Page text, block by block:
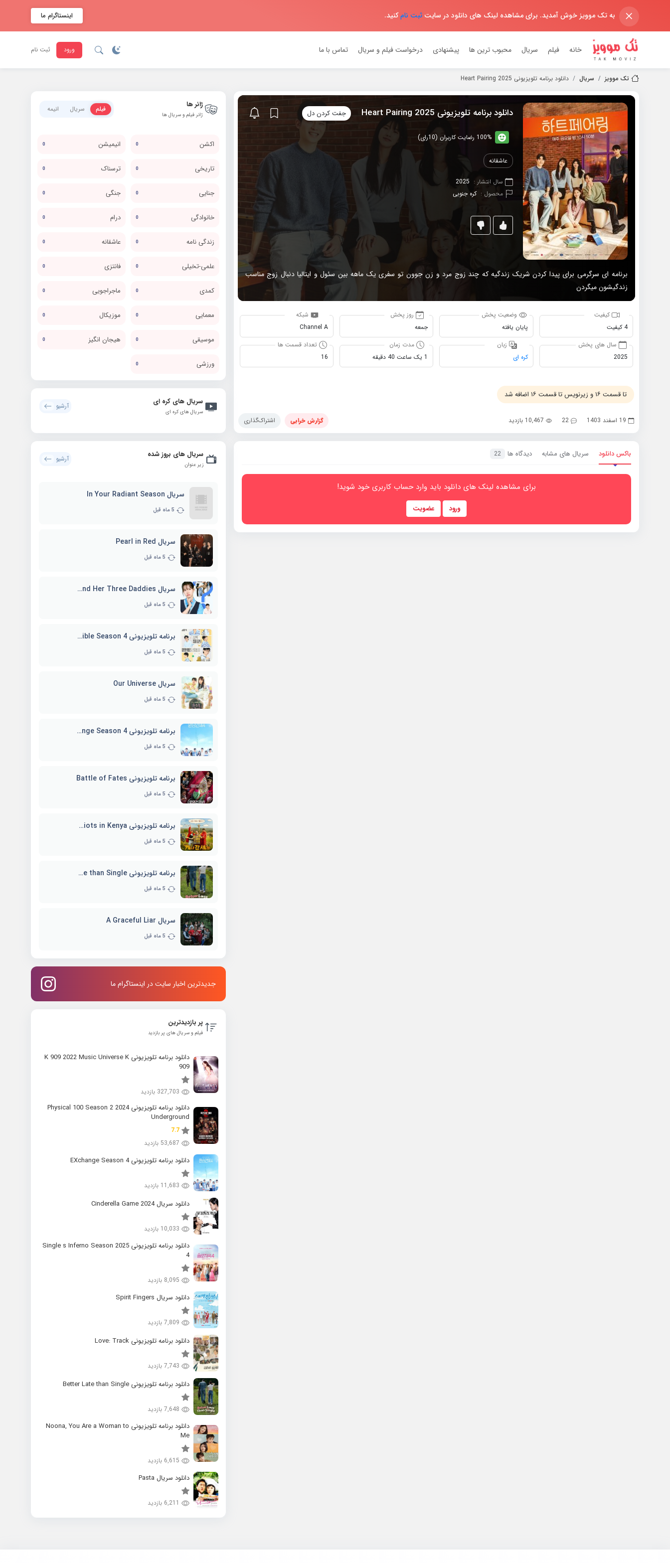
× به تک موویز خوش آمدید. برای مشاهده لینک های دانلود در سایت ثبت نامکنید. اینستاگرام ما
خانه فیلم سریال محبوب ترین ها پیشنهادی درخواست فیلم و سریال تماس با ما ورود ثبت نام
تک موویز سریال دانلود برنامه تلویزیونی 2025 Heart Pairing
دانلود برنامه تلویزیونی 2025 Heart Pairing جفت کردن دل
100% رضایت کاربران (10رای)
عاشقانه
سال انتشار : 2025
محصول : کره جنوبی
برنامه ای سرگرمی برای پیدا کردن شریک زندگیه که چند زوج مرد و زن جوون تو سفری یک ماهه بین سئول و ایتالیا دنبال زوج مناسب
زندگیشون میگردن
کیفیت
4 کیفیت
وضعیت پخش
پایان یافته
روز پخش
جمعه
شبکه
Channel A
سال های پخش
2025
زبان
کره ای
مدت زمان
1 یک ساعت 40 دقیقه
تعداد قسمت ها
16
تا قسمت ۱۶ و زیرنویس تا قسمت ۱۶ اضافه شد
19 اسفند 1403 22 10,467 بازدید گزارش خرابی اشتراک‌گذاری
باکس دانلود سریال های مشابه دیدگاه ها 22
برای مشاهده لینک های دانلود باید وارد حساب کاربری خود شوید!
ورود عضویت
ژانر ها
ژانر فیلم و سریال ها
فیلم سریال انیمه
اکشن 0 انیمیشن 0
تاریخی 0 ترسناک 0
جنایی 0 جنگی 0
خانوادگی 0 درام 0
زندگی نامه 0 عاشقانه 0
علمی-تخیلی 0 فانتزی 0
کمدی 0 ماجراجویی 0
معمایی 0 موزیکال 0
موسیقی 0 هیجان انگیز 0
ورزشی 0
سریال های کره ای
سریال های کره ای
آرشیو
سریال های بروز شده
زیر عنوان
آرشیو
سریال In Your Radiant Season
5 ماه قبل
سریال Pearl in Red
5 ماه قبل
سریال Marie and Her Three Daddies
5 ماه قبل
برنامه تلویزیونی Whenever Possible Season 4
5 ماه قبل
سریال Our Universe
5 ماه قبل
برنامه تلویزیونی EXchange Season 4
5 ماه قبل
برنامه تلویزیونی Battle of Fates
5 ماه قبل
برنامه تلویزیونی Three Idiots in Kenya
5 ماه قبل
برنامه تلویزیونی Better Late than Single
5 ماه قبل
سریال A Graceful Liar
5 ماه قبل
جدیدترین اخبار سایت در اینستاگرام ما
پر بازدیدترین
فیلم و سریال های پر بازدید
دانلود برنامه تلویزیونی K 909 2022 Music Universe K
909
327,703 بازدید
دانلود برنامه تلویزیونی 2024 Physical 100 Season 2
Underground
7.7
53,687 بازدید
دانلود برنامه تلویزیونی EXchange Season 4
11,683 بازدید
دانلود سریال 2024 Cinderella Game
10,033 بازدید
دانلود برنامه تلویزیونی 2025 Single s Inferno Season
4
8,095 بازدید
دانلود سریال Spirit Fingers
7,809 بازدید
دانلود برنامه تلویزیونی Love: Track
7,743 بازدید
دانلود برنامه تلویزیونی Better Late than Single
7,648 بازدید
دانلود برنامه تلویزیونی Noona, You Are a Woman to
Me
6,615 بازدید
دانلود سریال Pasta
6,211 بازدید